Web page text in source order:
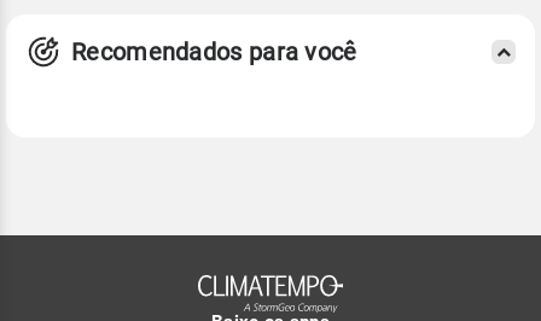
Recomendados para você